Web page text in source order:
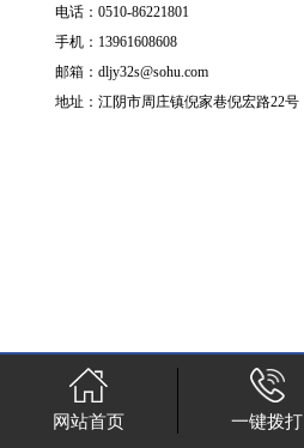
电话：0510-86221801
手机：13961608608
邮箱：dljy32s@sohu.com
地址：江阴市周庄镇倪家巷倪宏路22号
网站首页 一键拨打